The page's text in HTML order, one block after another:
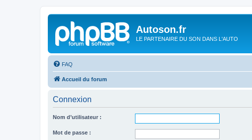
Autoson.fr
LE PARTENAIRE DU SON DANS L'AUTO
FAQ
Accueil du forum
Connexion
Nom d’utilisateur :
Mot de passe :